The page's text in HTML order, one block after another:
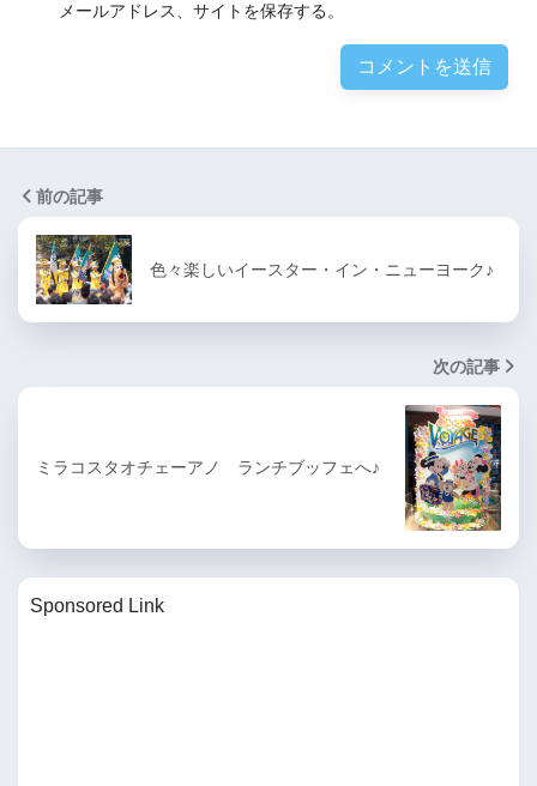
メールアドレス、サイトを保存する。
前の記事
色々楽しいイースター・イン・ニューヨーク♪
次の記事
ミラコスタオチェーアノ ランチブッフェへ♪
Sponsored Link